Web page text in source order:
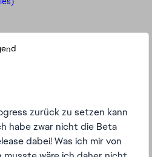
zurück zu setzen kann
habe zwar nicht die Beta
dabei! Was ich mir von